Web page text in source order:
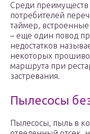
Среди преимуществ
потребителей
таймер, встроенные
– еще один повод
недостатков
некоторых
маршрута при
застревания.
Пылесосы
Пылесосы, пыль в